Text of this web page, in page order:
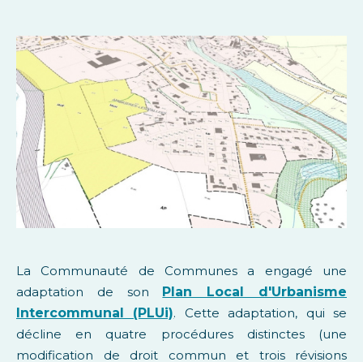
La Communauté de Communes a engagé une
adaptation de son
Plan Local d'Urbanisme
Intercommunal (PLUi). Cette adaptation, qui se
décline en quatre procédures distinctes (une
modification de droit commun et trois révisions